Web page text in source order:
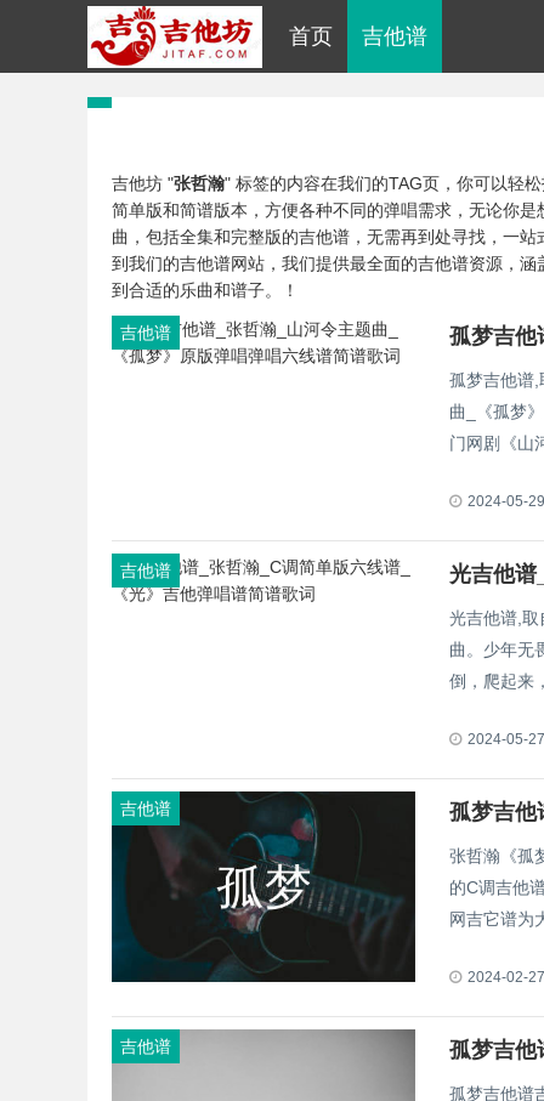
首页 吉他谱
吉他坊 "张哲瀚" 标签的内容在我们的TAG页，你可以轻
简单版和简谱版本，方便各种不同的弹唱需求，无论你
曲，包括全集和完整版的吉他谱，无需再到处寻找，一
到我们的吉他谱网站，我们提供最全面的吉他谱资源，
到合适的乐曲和谱子。！
吉他谱
孤梦吉他谱,
曲_《孤梦
门网剧《山
2024-05-29
吉他谱 光吉他谱
光吉他谱,取
曲。少年无
倒，爬起来
2024-05-27
吉他谱
张哲瀚《孤
的C调吉他
网吉它谱为
2024-02-27
吉他谱 孤梦吉他
孤梦吉他谱